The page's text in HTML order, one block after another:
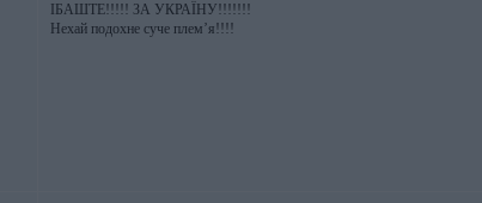
ІБАШТЕ!!!!! ЗА УКРАЇНУ!!!!!!!
Нехай подохне суче плем’я!!!!